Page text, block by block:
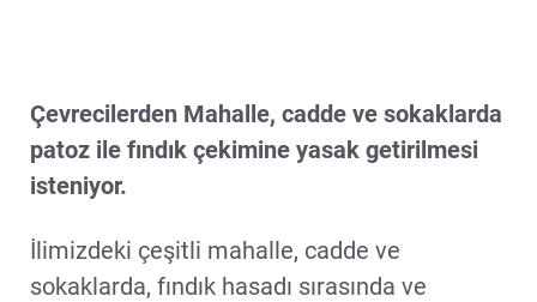
Çevrecilerden Mahalle, cadde ve sokaklarda
patoz ile fındık çekimine yasak getirilmesi
isteniyor.
İlimizdeki çeşitli mahalle, cadde ve
sokaklarda, fındık hasadı sırasında ve